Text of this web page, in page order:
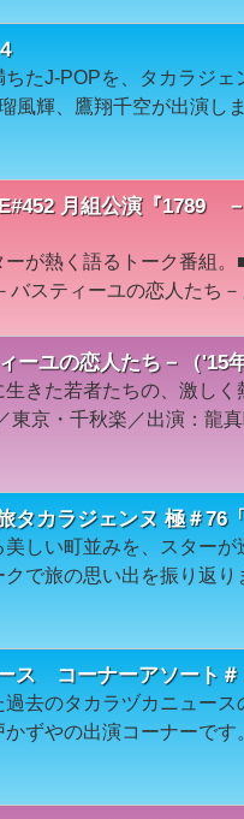
たJ-POPを、タカラジェ
風輝、鷹翔千空が出演し
月組公演『1789
が熱く語るトーク番組
スティーユの恋人たち－
ユの恋人たち－（'15
きた若者たちの、激し
東京・千秋楽／出演：龍
タカラジェンヌ 極＃76
しい町並みを、スターが
クで旅の思い出を振り返
ス コーナーアソート＃
過去のタカラヅカニュー
ずやの出演コーナーです